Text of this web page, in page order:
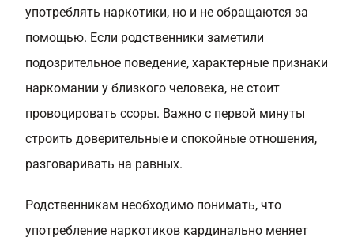
употреблять наркотики, но и не обращаются за
помощью. Если родственники заметили
подозрительное поведение, характерные признаки
наркомании у близкого человека, не стоит
провоцировать ссоры. Важно с первой минуты
строить доверительные и спокойные отношения,
разговаривать на равных.
Родственникам необходимо понимать, что
употребление наркотиков кардинально меняет